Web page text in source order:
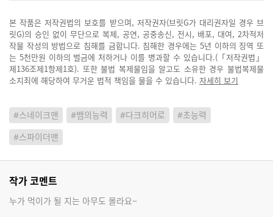
본 작품은 저작권법의 보호를 받으며, 저작권자(브릿G가 대리권자일 경우 브
릿G)의 승인 없이 무단으로 복제, 공연, 공중송신, 전시, 배포, 대여, 2차적저
작물 작성의 방법으로 침해를 금합니다. 침해한 경우에는 5년 이하의 징역 또
는 5천만원 이하의 벌금에 처하거나 이를 병과할 수 있습니다.(「저작권법」
제136조제1항제1호). 또한 불법 복제물임을 알고도 소유한 경우 불법복제물
소지죄에 해당하여 무거운 법적 책임을 물을 수 있습니다. 자세히 보기
#스네이크맨 #뱀의능력 #다크히어로
#초능력
#스파이더맨
작가 코멘트
누가 먹이가 될 지는 아무도 몰라요~